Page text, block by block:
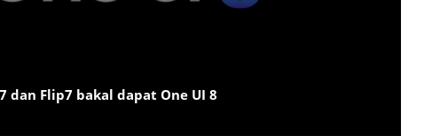
dan Flip7 bakal dapat One UI 8